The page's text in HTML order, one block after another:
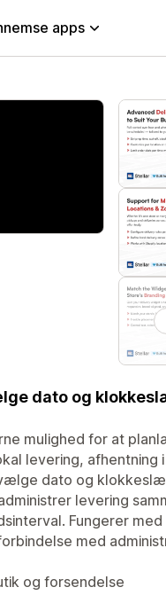
apps
dato og
mulighed for at
levering, afhentning
dato og
levering
Fungerer med
med
og forsendelse